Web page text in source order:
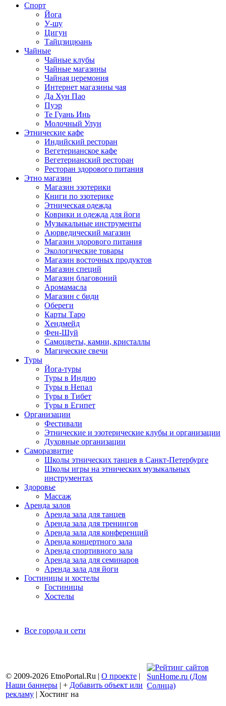
Спорт
Йога
У-шу
Цигун
Тайцзицюань
Чайные
Чайные клубы
Чайные магазины
Чайная церемония
Интернет магазины чая
Да Хун Пао
Пуэр
Те Гуань Инь
Молочный Улун
Этнические кафе
Индийский ресторан
Вегетерианское кафе
Вегетерианский ресторан
Ресторан здорового питания
Этно магазин
Магазин эзотерики
Книги по эзотерике
Этническая одежда
Коврики и одежда для йоги
Музыкальные инструменты
Аюрведический магазин
Магазин здорового питания
Экологические товары
Магазин восточных продуктов
Магазин специй
Магазин благовоний
Аромамасла
Магазин с биди
Обереги
Карты Таро
Хендмейд
Фен-Шуй
Самоцветы, камни, кристаллы
Магические свечи
Туры
Йога-туры
Туры в Индию
Туры в Непал
Туры в Тибет
Туры в Египет
Организации
Фестивали
Этнические и эзотерические клубы и организации
Духовные организации
Саморазвитие
Школы этнических танцев в Санкт-Петербурге
Школы игры на этнических музыкальных
инструментах
Здоровье
Массаж
Аренда залов
Аренда зала для танцев
Аренда зала для тренингов
Аренда зала для конференций
Аренда концертного зала
Аренда спортивного зала
Аренда зала для семинаров
Аренда зала для йоги
Гостиницы и хостелы
Гостиницы
Хостелы
Все города и сети
© 2009-2026 EtnoPortal.Ru | О проекте |
Наши баннеры | + Добавить объект или
рекламу | Хостинг на